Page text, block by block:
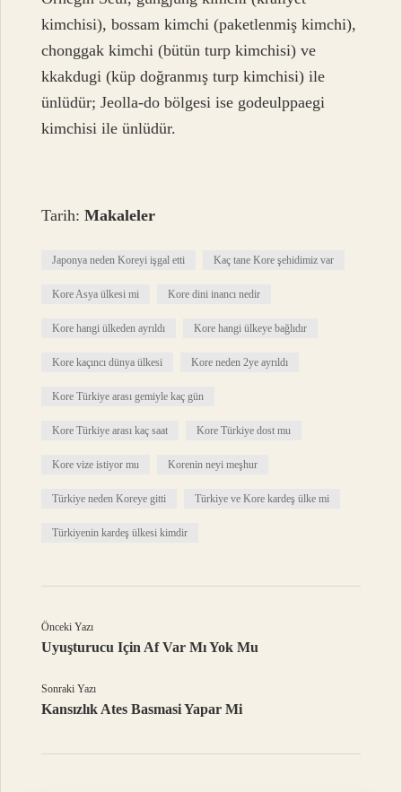
kimchisi), bossam kimchi (paketlenmiş kimchi),
chonggak kimchi (bütün turp kimchisi) ve
kkakdugi (küp doğranmış turp kimchisi) ile
ünlüdür; Jeolla-do bölgesi ise godeulppaegi
kimchisi ile ünlüdür.
Tarih:Makaleler
Japonya neden Koreyi işgal etti Kaç tane Kore şehidimiz var
Kore Asya ülkesi mi Kore dini inancı nedir
Kore hangi ülkeden ayrıldı Kore hangi ülkeye bağlıdır
Kore kaçıncı dünya ülkesi Kore neden 2ye ayrıldı
Kore Türkiye arası gemiyle kaç gün
Kore Türkiye arası kaç saat Kore Türkiye dost mu
Kore vize istiyor mu Korenin neyi meşhur
Türkiye neden Koreye gitti Türkiye ve Kore kardeş ülke mi
Türkiyenin kardeş ülkesi kimdir
Önceki Yazı
Uyuşturucu Için Af Var Mı Yok Mu
Sonraki Yazı
Kansızlık Ates Basmasi Yapar Mi